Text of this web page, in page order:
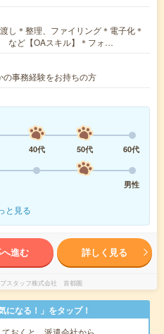
し＊整理、ファイリング＊電子化＊
など【OAスキル】＊フォ…
事務経験をお持ちの方
40代 50代
60代
男性
と見る
進む 詳しく見る
スタッフ株式会社 首都圏
なる！」をタップ！